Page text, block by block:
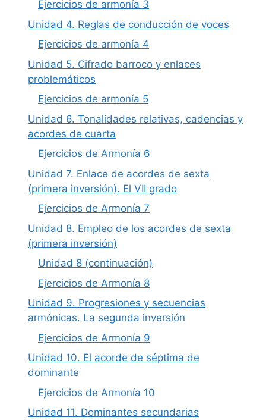
Ejercicios de armonía 3
Unidad 4. Reglas de conducción de voces
Ejercicios de armonía 4
Unidad 5. Cifrado barroco y enlaces
problemáticos
Ejercicios de armonía 5
Unidad 6. Tonalidades relativas, cadencias y
acordes de cuarta
Ejercicios de Armonía 6
Unidad 7. Enlace de acordes de sexta
(primera inversión). El VII grado
Ejercicios de Armonía 7
Unidad 8. Empleo de los acordes de sexta
(primera inversión)
Unidad 8 (continuación)
Ejercicios de Armonía 8
Unidad 9. Progresiones y secuencias
armónicas. La segunda inversión
Ejercicios de Armonía 9
Unidad 10. El acorde de séptima de
dominante
Ejercicios de Armonía 10
Unidad 11. Dominantes secundarias